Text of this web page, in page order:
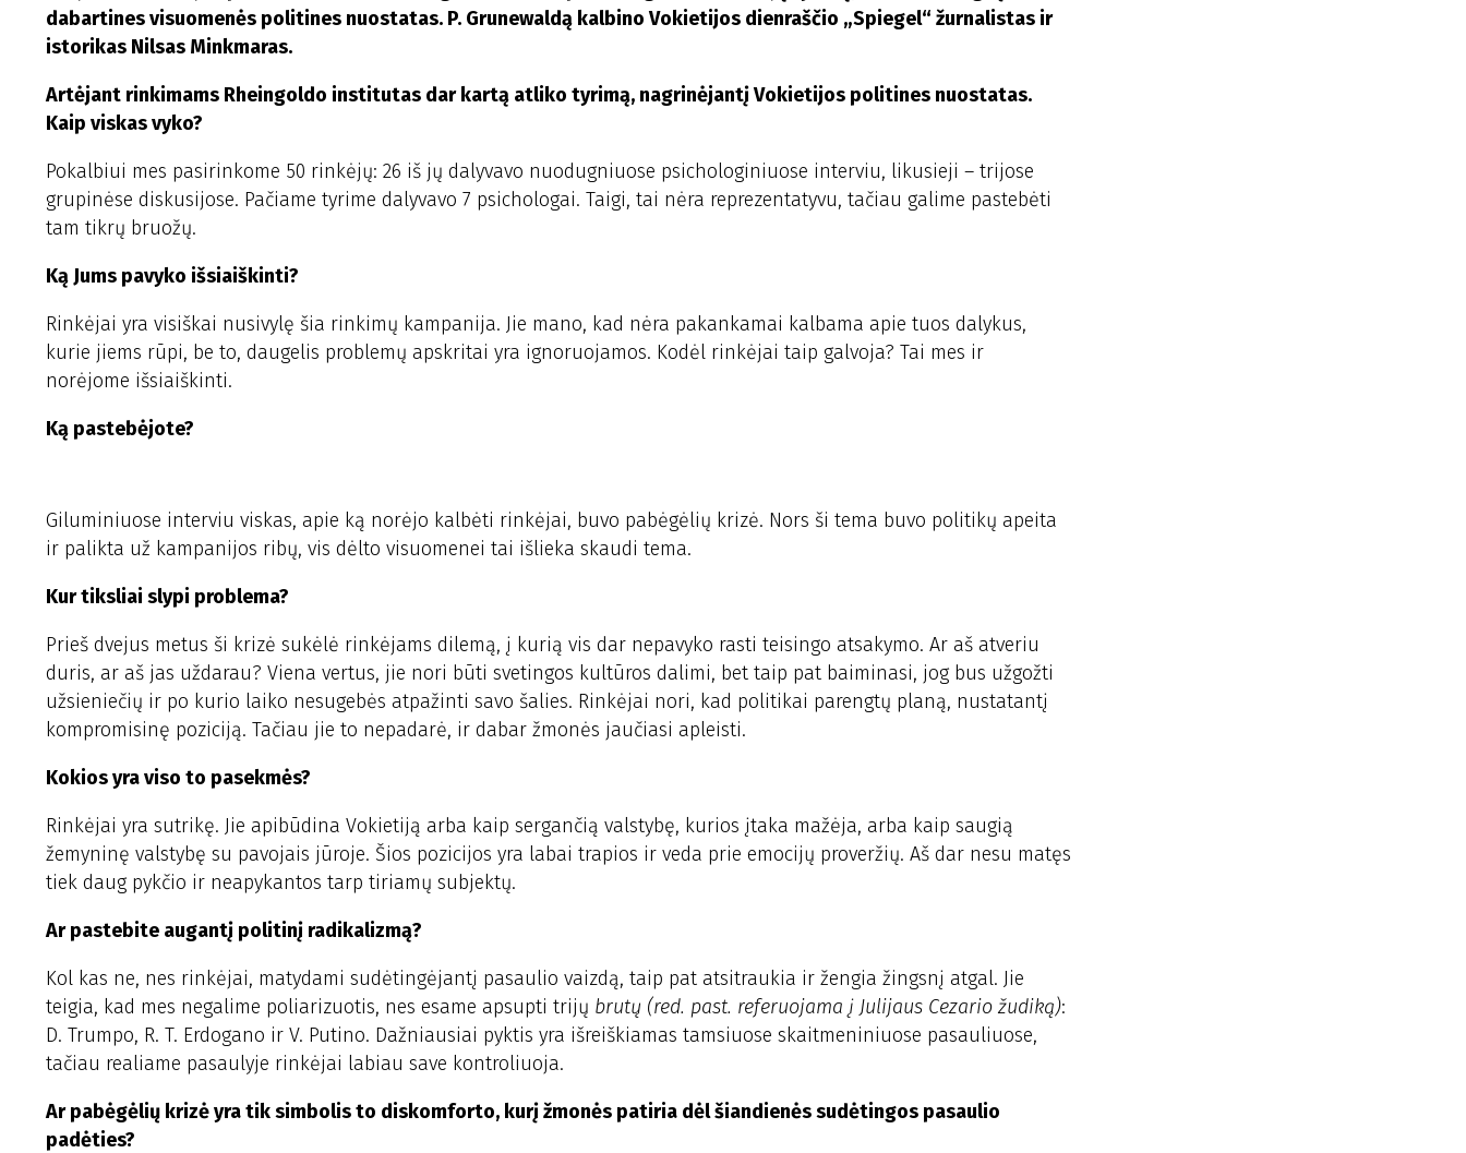
dabartines visuomenės politines nuostatas. P. Grunewaldą kalbino Vokietijos dienraščio „Spiegel“ žurnalistas ir
istorikas Nilsas Minkmaras.
Artėjant rinkimams Rheingoldo institutas dar kartą atliko tyrimą, nagrinėjantį Vokietijos politines nuostatas.
Kaip viskas vyko?
Pokalbiui mes pasirinkome 50 rinkėjų: 26 iš jų dalyvavo nuodugniuose psichologiniuose interviu, likusieji – trijose
grupinėse diskusijose. Pačiame tyrime dalyvavo 7 psichologai. Taigi, tai nėra reprezentatyvu, tačiau galime pastebėti
tam tikrų bruožų.
Ką Jums pavyko išsiaiškinti?
Rinkėjai yra visiškai nusivylę šia rinkimų kampanija. Jie mano, kad nėra pakankamai kalbama apie tuos dalykus,
kurie jiems rūpi, be to, daugelis problemų apskritai yra ignoruojamos. Kodėl rinkėjai taip galvoja? Tai mes ir
norėjome išsiaiškinti.
Ką pastebėjote?
Giluminiuose interviu viskas, apie ką norėjo kalbėti rinkėjai, buvo pabėgėlių krizė. Nors ši tema buvo politikų apeita
ir palikta už kampanijos ribų, vis dėlto visuomenei tai išlieka skaudi tema.
Kur tiksliai slypi problema?
Prieš dvejus metus ši krizė sukėlė rinkėjams dilemą, į kurią vis dar nepavyko rasti teisingo atsakymo. Ar aš atveriu
duris, ar aš jas uždarau? Viena vertus, jie nori būti svetingos kultūros dalimi, bet taip pat baiminasi, jog bus užgožti
užsieniečių ir po kurio laiko nesugebės atpažinti savo šalies. Rinkėjai nori, kad politikai parengtų planą, nustatantį
kompromisinę poziciją. Tačiau jie to nepadarė, ir dabar žmonės jaučiasi apleisti.
Kokios yra viso to pasekmės?
Rinkėjai yra sutrikę. Jie apibūdina Vokietiją arba kaip sergančią valstybę, kurios įtaka mažėja, arba kaip saugią
žemyninę valstybę su pavojais jūroje. Šios pozicijos yra labai trapios ir veda prie emocijų proveržių. Aš dar nesu matęs
tiek daug pykčio ir neapykantos tarp tiriamų subjektų.
Ar pastebite augantį politinį radikalizmą?
Kol kas ne, nes rinkėjai, matydami sudėtingėjantį pasaulio vaizdą, taip pat atsitraukia ir žengia žingsnį atgal. Jie
teigia, kad mes negalime poliarizuotis, nes esame apsupti trijų brutų (red. past. referuojama į Julijaus Cezario žudiką):
D. Trumpo, R. T. Erdogano ir V. Putino. Dažniausiai pyktis yra išreiškiamas tamsiuose skaitmeniniuose pasauliuose,
tačiau realiame pasaulyje rinkėjai labiau save kontroliuoja.
Ar pabėgėlių krizė yra tik simbolis to diskomforto, kurį žmonės patiria dėl šiandienės sudėtingos pasaulio
padėties?